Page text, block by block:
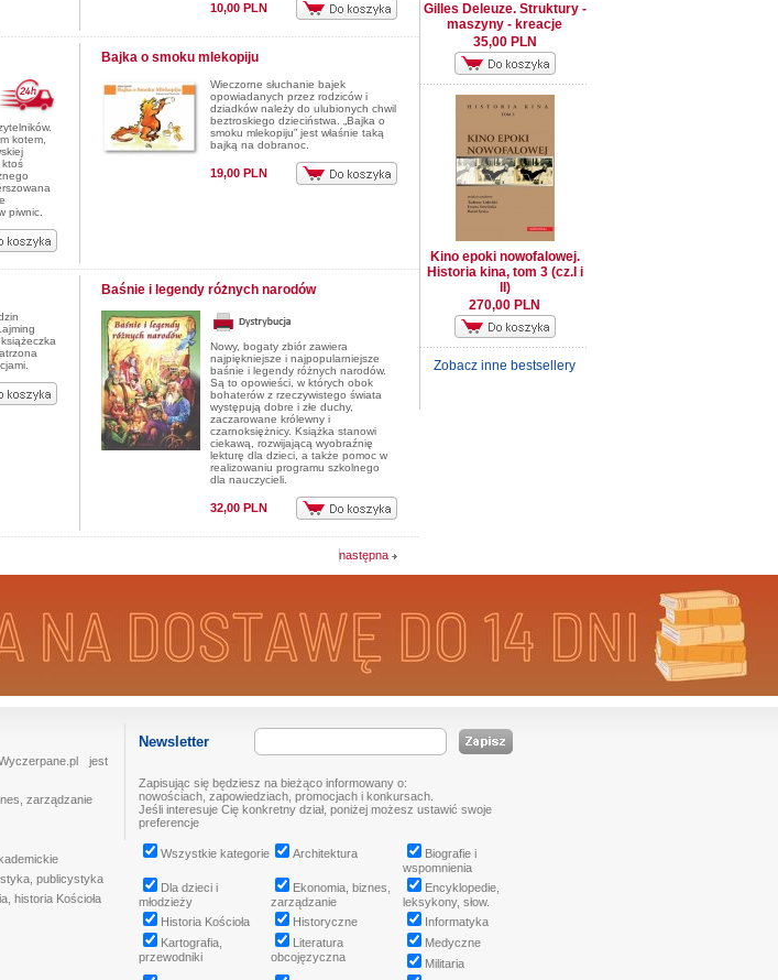
10,00 PLN
kotem,
ktoś
piwnic.
Bajka o smoku mlekopiju
Wieczorne słuchanie bajek
opowiadanych przez rodziców i
dziadków należy do ulubionych chwil
beztroskiego dzieciństwa. „Bajka o
smoku mlekopiju” jest właśnie taką
bajką na dobranoc.
19,00 PLN
Baśnie i legendy różnych narodów
Nowy, bogaty zbiór zawiera
najpiękniejsze i najpopularniejsze
baśnie i legendy różnych narodów.
Są to opowieści, w których obok
bohaterów z rzeczywistego świata
występują dobre i złe duchy,
zaczarowane królewny i
czarnoksiężnicy. Książka stanowi
ciekawą, rozwijającą wyobraźnię
lekturę dla dzieci, a także pomoc w
realizowaniu programu szkolnego
dla nauczycieli.
32,00 PLN
następna
Gilles Deleuze. Struktury -
maszyny - kreacje
35,00 PLN
Kino epoki nowofalowej.
Historia kina, tom 3 (cz.I i
II)
270,00 PLN
Zobacz inne bestsellery
jest
zarządzanie
publicystyka
historia Kościoła
Newsletter
Zapisując się będziesz na bieżąco informowany o:
nowościach, zapowiedziach, promocjach i konkursach.
Jeśli interesuje Cię konkretny dział, poniżej możesz ustawić swoje
preferencje
Wszystkie kategorie Architektura
Biografie i
wspomnienia
Dla dzieci i
młodzieży
Ekonomia, biznes,
zarządzanie
Encyklopedie,
leksykony, słow.
Historia Kościoła
Historyczne
Informatyka
Kartografia,
przewodniki
Literatura
obcojęzyczna
Medyczne
Militaria